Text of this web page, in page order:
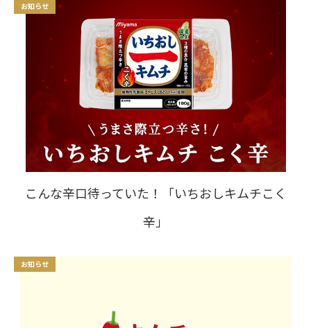
お知らせ
こんな辛口待っていた！「いちおしキムチこく
辛」
お知らせ